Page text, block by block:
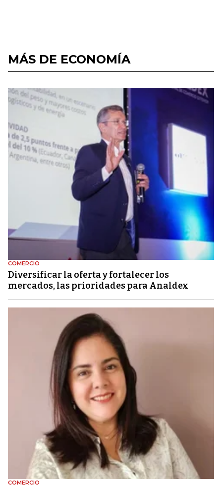
MÁS DE ECONOMÍA
COMERCIO
Diversificar la oferta y fortalecer los
mercados, las prioridades para Analdex
COMERCIO